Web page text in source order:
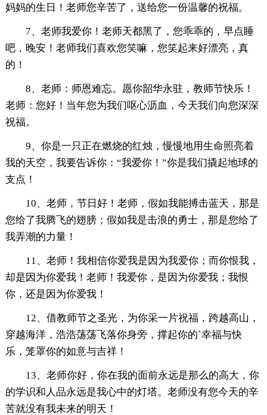
妈妈的生日！老师您辛苦了，送给您一份温馨的祝福。
7、老师我爱你！老师天都黑了，您乖乖的，早点睡
吧，晚安！老师我们喜欢您笑嘛，您笑起来好漂亮，真
的！
8、老师：师恩难忘。愿你韶华永驻，教师节快乐！
老师：您好！当年您为我们呕心沥血，今天我们向您深深
祝福。
9、你是一只正在燃烧的红烛，慢慢地用生命照亮着
我的天空，我要告诉你：“我爱你！”你是我们撬起地球的
支点！
10、老师，节日好！老师，假如我能搏击蓝天，那是
您给了我腾飞的翅膀；假如我是击浪的勇士，那是您给了
我弄潮的力量！
11、老师！我相信你爱我是因为我爱你；而你恨我，
却是因为你爱我！老师！我爱你，是因为你爱我；我恨
你，还是因为你爱我！
12、借教师节之圣光，为你采一片祝福，跨越高山，
穿越海洋，浩浩荡荡飞落你身旁，撑起你的`幸福与快
乐，笼罩你的如意与吉祥！
13、老师你好，你在我的面前永远是那么的高大，你
的学识和人品永远是我心中的灯塔。老师没有您今天的辛
苦就没有我未来的明天！